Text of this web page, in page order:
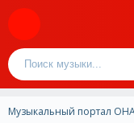
Музыкальный портал